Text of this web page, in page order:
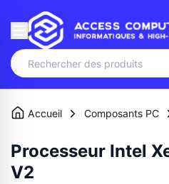
Accueil Composants PC
Processeur Intel
V2